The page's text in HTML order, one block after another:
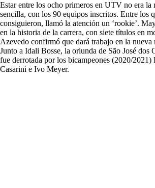
Estar entre los ocho primeros en UTV no era la
sencilla, con los 90 equipos inscritos. Entre los
consiguieron, llamó la atención un ‘rookie’.
en la historia de la carrera, con siete títulos en
Azevedo confirmó que dará trabajo en la nueva
Junto a Idali Bosse, la oriunda de São José dos
fue derrotada por los bicampeones (2020/2021)
Casarini e Ivo Meyer.